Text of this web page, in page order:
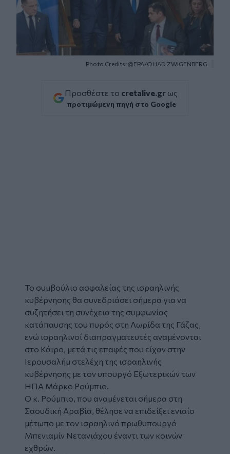
Photo Credits: @EPA/OHAD ZWIGENBERG
Προσθέστε το cretalive.gr ως
προτιμώμενη πηγή στο Google
Το συμβούλιο ασφαλείας της ισραηλινής
κυβέρνησης θα συνεδριάσει σήμερα για να
συζητήσει τη συνέχεια της συμφωνίας
κατάπαυσης του πυρός στη Λωρίδα της Γάζας,
ενώ ισραηλινοί διαπραγματευτές αναμένονται
στο Κάιρο, μετά τις επαφές που είχαν στην
Ιερουσαλήμ στελέχη της ισραηλινής
κυβέρνησης με τον υπουργό Εξωτερικών των
ΗΠΑ Μάρκο Ρούμπιο.
Ο κ. Ρούμπιο, που αναμένεται σήμερα στη
Σαουδική Αραβία, θέλησε να επιδείξει ενιαίο
μέτωπο με τον ισραηλινό πρωθυπουργό
Μπενιαμίν Νετανιάχου έναντι των κοινών
εχθρών.